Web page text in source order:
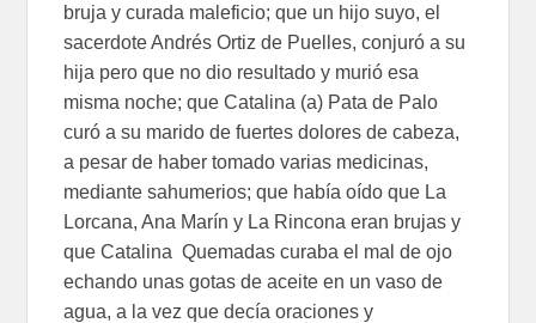
bruja y curada maleficio; que un hijo suyo, el
sacerdote Andrés Ortiz de Puelles, conjuró a su
hija pero que no dio resultado y murió esa
misma noche; que Catalina (a) Pata de Palo
curó a su marido de fuertes dolores de cabeza,
a pesar de haber tomado varias medicinas,
mediante sahumerios; que había oído que La
Lorcana, Ana Marín y La Rincona eran brujas y
que Catalina Quemadas curaba el mal de ojo
echando unas gotas de aceite en un vaso de
agua, a la vez que decía oraciones y